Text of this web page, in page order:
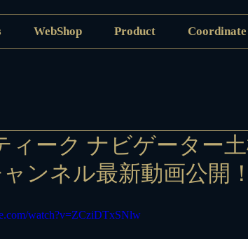
WebShop Product Coordinate
ィーク ナビゲーター
ンネル最新動画公開！
watch?v=ZCziDTxSNlw